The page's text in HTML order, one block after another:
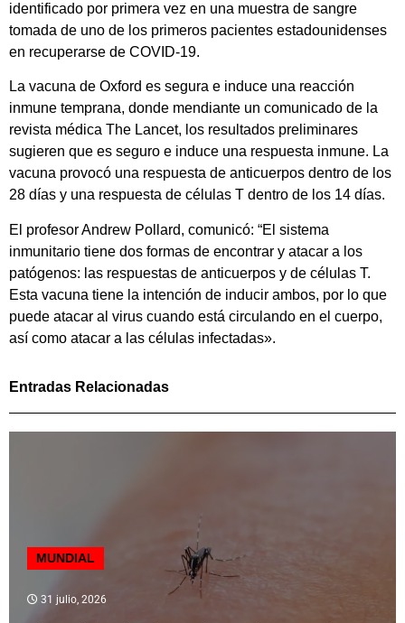
identificado por primera vez en una muestra de sangre
tomada de uno de los primeros pacientes estadounidenses
en recuperarse de COVID-19.
La vacuna de Oxford es segura e induce una reacción
inmune temprana, donde mendiante un comunicado de la
revista médica The Lancet, los resultados preliminares
sugieren que es seguro e induce una respuesta inmune. La
vacuna provocó una respuesta de anticuerpos dentro de los
28 días y una respuesta de células T dentro de los 14 días.
El profesor Andrew Pollard, comunicó: “El sistema
inmunitario tiene dos formas de encontrar y atacar a los
patógenos: las respuestas de anticuerpos y de células T.
Esta vacuna tiene la intención de inducir ambos, por lo que
puede atacar al virus cuando está circulando en el cuerpo,
así como atacar a las células infectadas».
Entradas Relacionadas
MUNDIAL
31 julio, 2026